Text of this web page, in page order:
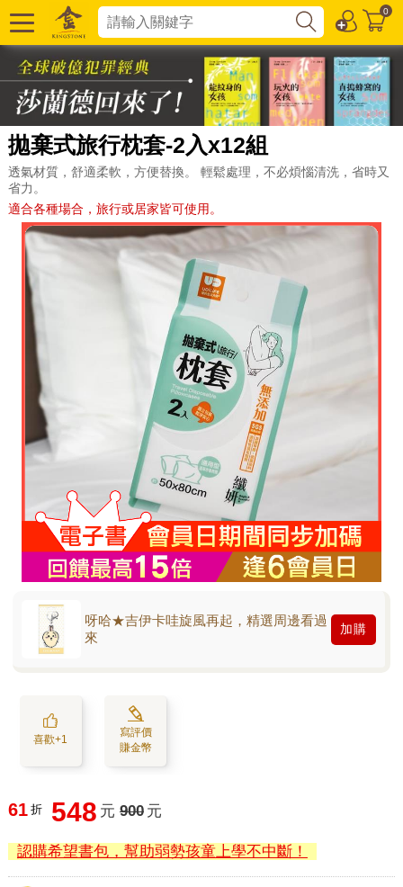
0
拋棄式旅行枕套-2入x12組
透氣材質，舒適柔軟，方便替換。 輕鬆處理，不必煩惱清洗，省時又
省力。
適合各種場合，旅行或居家皆可使用。
呀哈★吉伊卡哇旋風再起，精選周邊看過
來
加購
喜歡+1
寫評價
賺金幣
61 折 548 元 900 元
認購希望書包，幫助弱勢孩童上學不中斷！